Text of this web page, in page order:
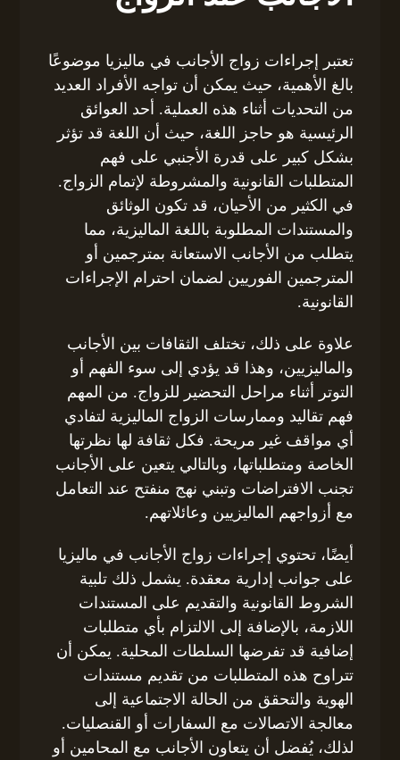
تعتبر إجراءات زواج الأجانب في ماليزيا موضوعًا
بالغ الأهمية، حيث يمكن أن تواجه الأفراد العديد
من التحديات أثناء هذه العملية. أحد العوائق
الرئيسية هو حاجز اللغة، حيث أن اللغة قد تؤثر
بشكل كبير على قدرة الأجنبي على فهم
المتطلبات القانونية والمشروطة لإتمام الزواج.
في الكثير من الأحيان، قد تكون الوثائق
والمستندات المطلوبة باللغة الماليزية، مما
يتطلب من الأجانب الاستعانة بمترجمين أو
المترجمين الفوريين لضمان احترام الإجراءات
القانونية.
علاوة على ذلك، تختلف الثقافات بين الأجانب
والماليزيين، وهذا قد يؤدي إلى سوء الفهم أو
التوتر أثناء مراحل التحضير للزواج. من المهم
فهم تقاليد وممارسات الزواج الماليزية لتفادي
أي مواقف غير مريحة. فكل ثقافة لها نظرتها
الخاصة ومتطلباتها، وبالتالي يتعين على الأجانب
تجنب الافتراضات وتبني نهج منفتح عند التعامل
مع أزواجهم الماليزيين وعائلاتهم.
أيضًا، تحتوي إجراءات زواج الأجانب في ماليزيا
على جوانب إدارية معقدة. يشمل ذلك تلبية
الشروط القانونية والتقديم على المستندات
اللازمة، بالإضافة إلى الالتزام بأي متطلبات
إضافية قد تفرضها السلطات المحلية. يمكن أن
تتراوح هذه المتطلبات من تقديم مستندات
الهوية والتحقق من الحالة الاجتماعية إلى
معالجة الاتصالات مع السفارات أو القنصليات.
لذلك، يُفضل أن يتعاون الأجانب مع المحامين أو